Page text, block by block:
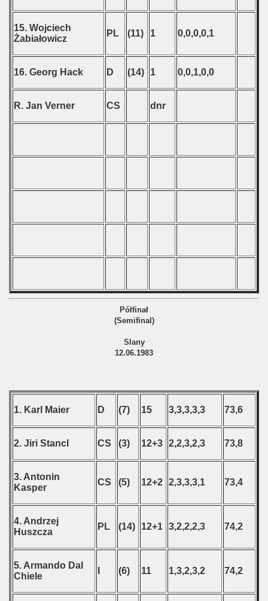
15. Wojciech
Żabiałowicz
PL (11) 1 0,0,0,0,1
16. Georg Hack D (14) 1 0,0,1,0,0
R. Jan Verner CS dnr
Półfinał
(Semifinal)
Slany
12.06.1983
1. Karl Maier D (7) 15 3,3,3,3,3 73,6
2. Jiri Stancl CS (3) 12+3 2,2,3,2,3 73,8
3. Antonin
Kasper
CS (5) 12+2 2,3,3,3,1 73,4
4. Andrzej
Huszcza
PL (14) 12+1 3,2,2,2,3 74,2
5. Armando Dal
Chiele
(6) 11 1,3,2,3,2 74,2